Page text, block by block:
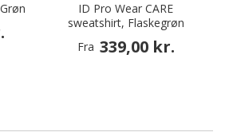
ID Pro Wear CARE
sweatshirt, Flaskegrøn
Fra 339,00 kr.